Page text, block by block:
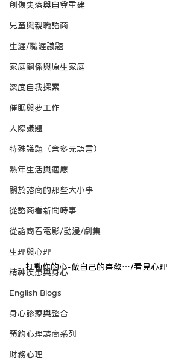
創傷失落與自尊重建
兒童與親職諮商
生涯/職涯議題
家庭關係與原生家庭
深度自我探索
催眠與夢工作
人際議題
特殊議題（含多元語言）
熟年生活與適應
關於諮商的那些大小事
從諮商看新聞時事
從諮商看電影/動漫/劇集
生理與心理
精神疾患與身心
English Blogs
身心診療與整合
預約心理諮商系列
財務心理
打動你的心-做自己的喜歡…/看見心理